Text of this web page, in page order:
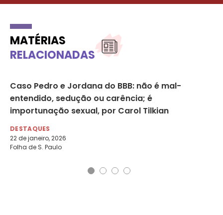
MATÉRIAS
RELACIONADAS
Caso Pedro e Jordana do BBB: não é mal-
entendido, sedução ou carência; é
importunação sexual, por Carol Tilkian
DESTAQUES
22 de janeiro, 2026
Folha de S. Paulo